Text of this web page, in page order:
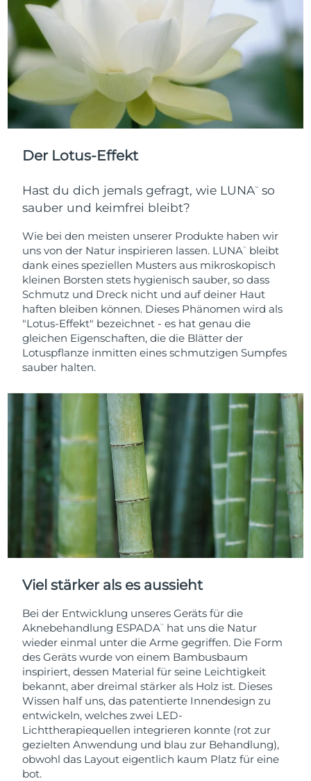
Der Lotus-Effekt
Hast du dich jemals gefragt, wie LUNA™
so
sauber und keimfrei bleibt?
Wie bei den meisten unserer Produkte haben wir
uns von der Natur inspirieren lassen. LUNA™
bleibt
dank eines speziellen Musters aus mikroskopisch
kleinen Borsten stets hygienisch sauber, so dass
Schmutz und Dreck nicht und auf deiner Haut
haften bleiben können. Dieses Phänomen wird als
"Lotus-Effekt" bezeichnet - es hat genau die
gleichen Eigenschaften, die die Blätter der
Lotuspflanze inmitten eines schmutzigen Sumpfes
sauber halten.
Viel stärker als es aussieht
Bei der Entwicklung unseres Geräts für die
Aknebehandlung ESPADA ™
hat uns die Natur
wieder einmal unter die Arme gegriffen. Die Form
des Geräts wurde von einem Bambusbaum
inspiriert, dessen Material für seine Leichtigkeit
bekannt, aber dreimal stärker als Holz ist. Dieses
Wissen half uns, das patentierte Innendesign zu
entwickeln, welches zwei LED-
Lichttherapiequellen integrieren konnte (rot zur
gezielten Anwendung und blau zur Behandlung),
obwohl das Layout eigentlich kaum Platz für eine
bot.